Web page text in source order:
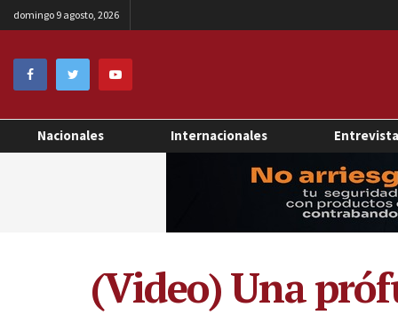
domingo 9 agosto, 2026
Nacionales Internacionales
(Video) Una